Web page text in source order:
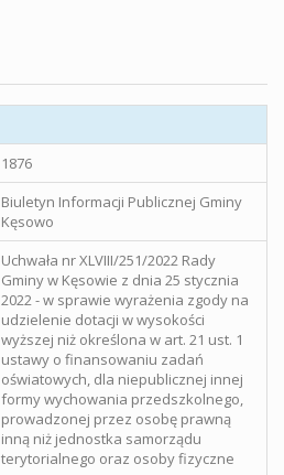
1876
Biuletyn Informacji Publicznej Gminy
Kęsowo
Uchwała nr XLVIII/251/2022 Rady
Gminy w Kęsowie z dnia 25 stycznia
2022 - w sprawie wyrażenia zgody na
udzielenie dotacji w wysokości
wyższej niż określona w art. 21 ust. 1
ustawy o finansowaniu zadań
oświatowych, dla niepublicznej innej
formy wychowania przedszkolnego,
prowadzonej przez osobę prawną
inną niż jednostka samorządu
terytorialnego oraz osoby fizyczne